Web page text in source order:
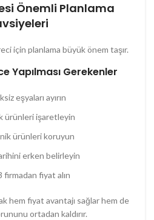
Önemli Planlama
için planlama büyük önem taşır.
Yapılması Gerekenler
eşyaları ayırın
ürünleri işaretleyin
ürünleri koruyun
erken belirleyin
firmadan fiyat alın
hem fiyat avantajı sağlar hem de
ortadan kaldırır.